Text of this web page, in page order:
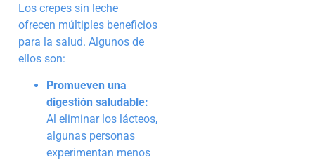
Los crepes sin leche
ofrecen múltiples beneficios
para la salud. Algunos de
ellos son:
Promueven una
digestión saludable:
Al eliminar los lácteos,
algunas personas
experimentan menos